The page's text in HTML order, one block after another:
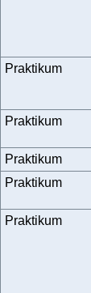
Praktikum
Praktikum
Praktikum
Praktikum
Praktikum